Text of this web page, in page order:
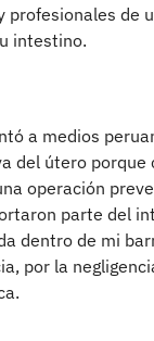
profesionales de
intestino.
a medios
del útero porque
operación
parte del
dentro de mi
por la